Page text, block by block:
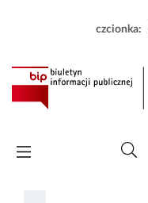
czcionka: